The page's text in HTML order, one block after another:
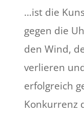
…ist die
gegen die
den Wind,
verlieren
erfolgreich
Konkurrenz